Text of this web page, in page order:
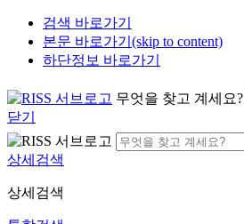
검색 바로가기
본문 바로가기(skip to content)
하단정보 바로가기
무엇을 찾고 계세요?
닫기
상세검색
상세검색